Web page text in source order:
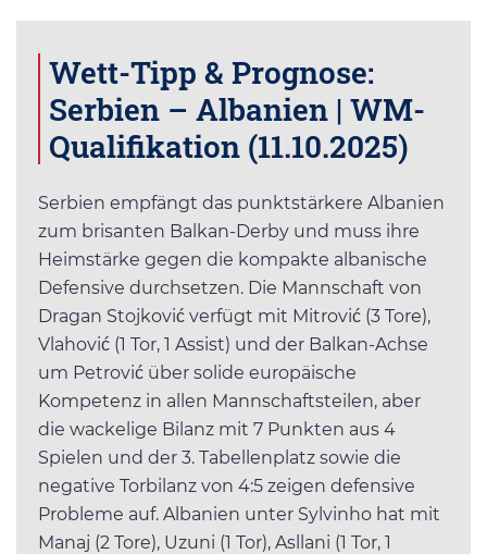
Wett-Tipp & Prognose:
Serbien – Albanien | WM-
Qualifikation (11.10.2025)
Serbien empfängt das punktstärkere Albanien
zum brisanten Balkan-Derby und muss ihre
Heimstärke gegen die kompakte albanische
Defensive durchsetzen. Die Mannschaft von
Dragan Stojković verfügt mit Mitrović (3 Tore),
Vlahović (1 Tor, 1 Assist) und der Balkan-Achse
um Petrović über solide europäische
Kompetenz in allen Mannschaftsteilen, aber
die wackelige Bilanz mit 7 Punkten aus 4
Spielen und der 3. Tabellenplatz sowie die
negative Torbilanz von 4:5 zeigen defensive
Probleme auf. Albanien unter Sylvinho hat mit
Manaj (2 Tore), Uzuni (1 Tor), Asllani (1 Tor, 1